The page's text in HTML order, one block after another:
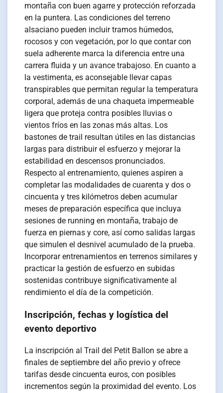
montaña con buen agarre y protección reforzada
en la puntera. Las condiciones del terreno
alsaciano pueden incluir tramos húmedos,
rocosos y con vegetación, por lo que contar con
suela adherente marca la diferencia entre una
carrera fluida y un avance trabajoso. En cuanto a
la vestimenta, es aconsejable llevar capas
transpirables que permitan regular la temperatura
corporal, además de una chaqueta impermeable
ligera que proteja contra posibles lluvias o
vientos fríos en las zonas más altas. Los
bastones de trail resultan útiles en las distancias
largas para distribuir el esfuerzo y mejorar la
estabilidad en descensos pronunciados.
Respecto al entrenamiento, quienes aspiren a
completar las modalidades de cuarenta y dos o
cincuenta y tres kilómetros deben acumular
meses de preparación específica que incluya
sesiones de running en montaña, trabajo de
fuerza en piernas y core, así como salidas largas
que simulen el desnivel acumulado de la prueba.
Incorporar entrenamientos en terrenos similares y
practicar la gestión de esfuerzo en subidas
sostenidas contribuye significativamente al
rendimiento el día de la competición.
Inscripción, fechas y logística del
evento deportivo
La inscripción al Trail del Petit Ballon se abre a
finales de septiembre del año previo y ofrece
tarifas desde cincuenta euros, con posibles
incrementos según la proximidad del evento. Los